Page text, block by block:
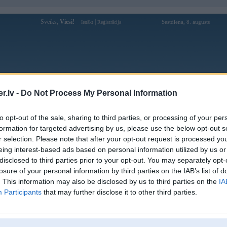
- Do Not Process My Personal Information
opt-out of the sale, sharing to third parties, or processing of your
for targeted advertising by us, please use the below opt-out
selection. Please note that after your opt-out request is processed
interest-based ads based on personal information utilized by us
to third parties prior to your opt-out. You may separately
of your personal information by third parties on the IAB’s list of
This information may also be disclosed by us to third parties on the
Participants that may further disclose it to other third parties.
Sveiks, Viesi! Ienākt Reģistrācija Sestdiena, 8. augusts
Forums Galerijas Reģistrācija Lietotāji
Lietotāja 789winv4com profils
Pēdējo reizi manīts: 06. Dec 2024, 10:33
Lietotājvārds:
789winv4com
Ziņojumi forumā:
0
[Pēdējie ziņojumi forumā]